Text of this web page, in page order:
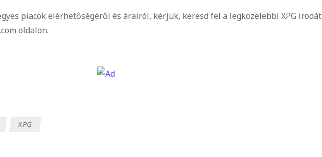
piacok elérhetőségéről és árairól, kérjük, keresd fel a legközelebbi XPG irodát
oldalon.
XPG